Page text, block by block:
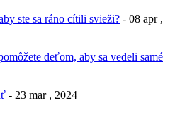
ste sa ráno cítili svieži? - 08 apr ,
deťom, aby sa vedeli samé
- 23 mar , 2024